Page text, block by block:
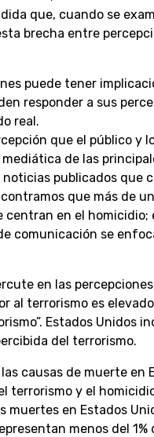
que, cuando se
brecha entre
puede tener
responder a sus
real.
que el público y
de las
publicados que
que más de
centran en el
comunicación se
en las
al terrorismo es
Estados Unidos
del terrorismo.
causas de muerte
terrorismo y el
muertes en Estados
menos del 1%